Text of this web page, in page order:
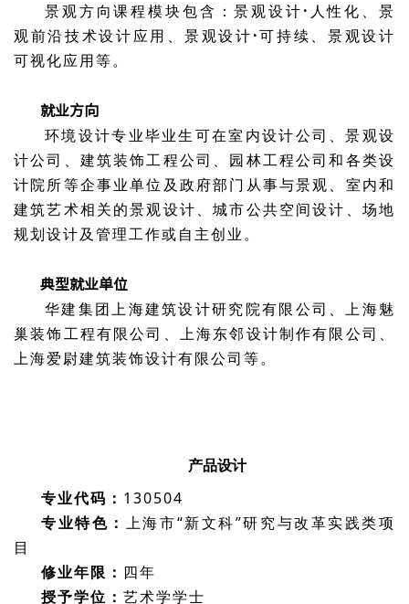
景观方向课程模块包含：景观设计· 人性化、景
观前沿技术设计应用、景观设计·可持续、景观设计
可视化应用等。
就业方向
环境设计专业毕业生可在室内设计公司、景观设
计公司、建筑装饰工程公司、园林工程公司和各类设
计院所等企事业单位及政府部门从事与景观、室内和
建筑艺术相关的景观设计、城市公共空间设计、场地
规划设计及管理工作或自主创业。
典型就业单位
华建集团上海建筑设计研究院有限公司、上海魅
巢装饰工程有限公司、上海东邻设计制作有限公司、
上海爱尉建筑装饰设计有限公司等。
产品设计
专业代码： 130504
专业特色： 上海市“新文科”研究与改革实践类项
目
修业年限： 四年
授予学位： 艺术学学士